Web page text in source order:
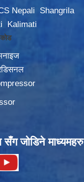
Nepali
Shangrila
Kalimati
सँग जोडिने माध्यमहरु